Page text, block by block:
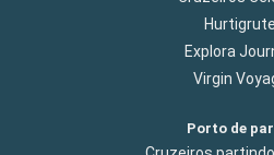
Explora
Virgin
Porto de